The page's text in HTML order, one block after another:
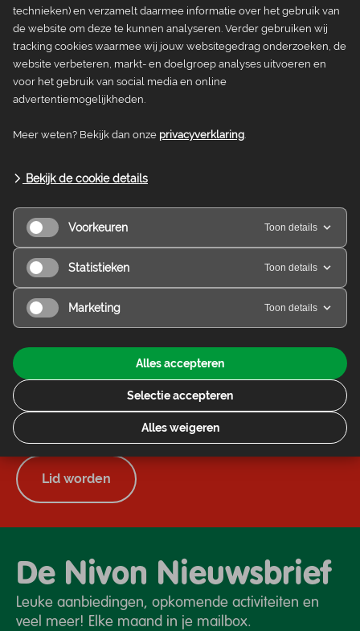
Nivon Trektochten
Zeehuis Trektocht
Vanaf
Lid worden
Nivon is een open vereniging voor groene en
sociale vrijetijdsbesteding. Ontdek wat Nivon voor
jou kan betekenen.
Korting op alle reizen, activiteiten, wandelgidsen en
Ontvang 4x per jaar het ledenblad de Toorts op de
Steun het vrijwilligerswerk van Nivon
Lid worden
De Nivon Nieuwsbrief
Leuke aanbiedingen, opkomende activiteiten en
veel meer! Elke maand in je mailbox.
technieken) en verzamelt daarmee informatie over het gebruik van
de website om deze te kunnen analyseren. Verder gebruiken wij
tracking cookies waarmee wij jouw websitegedrag onderzoeken, de
website verbeteren, markt- en doelgroep analyses uitvoeren en
voor het gebruik van social media en online
advertentiemogelijkheden.
Meer weten? Bekijk dan onze privacyverklaring.
Bekijk de cookie details
Voorkeuren Toon details
Statistieken Toon details
Marketing Toon details
Alles accepteren
Selectie accepteren
Alles weigeren